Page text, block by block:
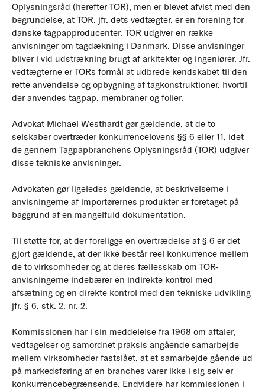
Oplysningsråd (herefter TOR), men er blevet afvist med den
begrundelse, at TOR, jfr. dets vedtægter, er en forening for
danske tagpapproducenter. TOR udgiver en række
anvisninger om tagdækning i Danmark. Disse anvisninger
bliver i vid udstrækning brugt af arkitekter og ingeniører. Jfr.
vedtægterne er TORs formål at udbrede kendskabet til den
rette anvendelse og opbygning af tagkonstruktioner, hvortil
der anvendes tagpap, membraner og folier.
Advokat Michael Westhardt gør gældende, at de to
selskaber overtræder konkurrencelovens §§ 6 eller 11, idet
de gennem Tagpapbranchens Oplysningsråd (TOR) udgiver
disse tekniske anvisninger.
Advokaten gør ligeledes gældende, at beskrivelserne i
anvisningerne af importørernes produkter er foretaget på
baggrund af en mangelfuld dokumentation.
Til støtte for, at der foreligge en overtrædelse af § 6 er det
gjort gældende, at der ikke består reel konkurrence mellem
de to virksomheder og at deres fællesskab om TOR-
anvisningerne indebærer en indirekte kontrol med
afsætning og en direkte kontrol med den tekniske udvikling
jfr. § 6, stk. 2. nr. 2.
Kommissionen har i sin meddelelse fra 1968 om aftaler,
vedtagelser og samordnet praksis angående samarbejde
mellem virksomheder fastslået, at et samarbejde gående ud
på markedsføring af en branches varer ikke i sig selv er
konkurrencebegrænsende. Endvidere har kommissionen i